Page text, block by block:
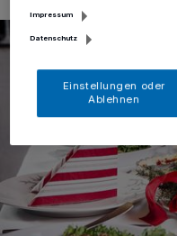
Impressum
Datenschutz
Einstellungen oder
Ablehnen